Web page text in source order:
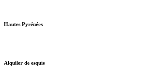
Hautes Pyrénées
Alquiler de esquís